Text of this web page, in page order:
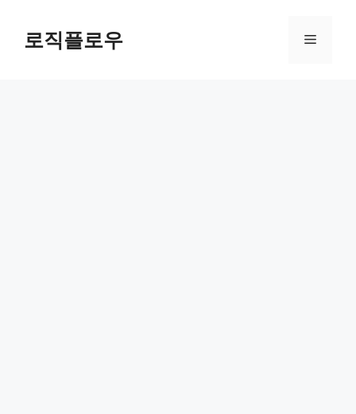
content로직플로우 Menu